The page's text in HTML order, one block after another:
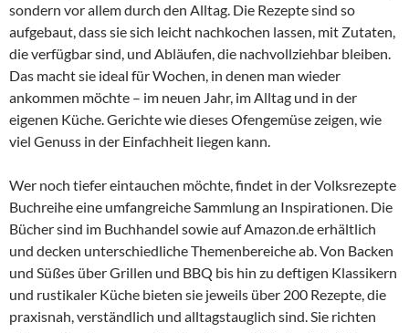
sondern vor allem durch den Alltag. Die Rezepte sind so
aufgebaut, dass sie sich leicht nachkochen lassen, mit Zutaten,
die verfügbar sind, und Abläufen, die nachvollziehbar bleiben.
Das macht sie ideal für Wochen, in denen man wieder
ankommen möchte – im neuen Jahr, im Alltag und in der
eigenen Küche. Gerichte wie dieses Ofengemüse zeigen, wie
viel Genuss in der Einfachheit liegen kann.
Wer noch tiefer eintauchen möchte, findet in der Volksrezepte
Buchreihe eine umfangreiche Sammlung an Inspirationen. Die
Bücher sind im Buchhandel sowie auf Amazon.de erhältlich
und decken unterschiedliche Themenbereiche ab. Von Backen
und Süßes über Grillen und BBQ bis hin zu deftigen Klassikern
und rustikaler Küche bieten sie jeweils über 200 Rezepte, die
praxisnah, verständlich und alltagstauglich sind. Sie richten